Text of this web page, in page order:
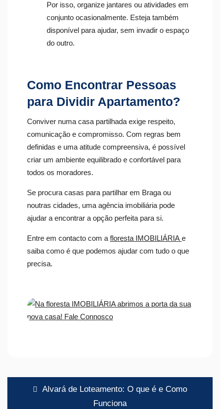
Por isso, organize jantares ou atividades em
conjunto ocasionalmente. Esteja também
disponível para ajudar, sem invadir o espaço
do outro.
Como Encontrar Pessoas
para Dividir Apartamento?
Conviver numa casa partilhada exige respeito,
comunicação e compromisso. Com regras bem
definidas e uma atitude compreensiva, é possível
criar um ambiente equilibrado e confortável para
todos os moradores.
Se procura casas para partilhar em Braga ou
noutras cidades, uma agência imobiliária pode
ajudar a encontrar a opção perfeita para si.
Entre em contacto com a floresta IMOBILIÁRIA e
saiba como é que podemos ajudar com tudo o que
precisa.
NavegaçãoAlvará de Loteamento: O que é e Como
Funciona